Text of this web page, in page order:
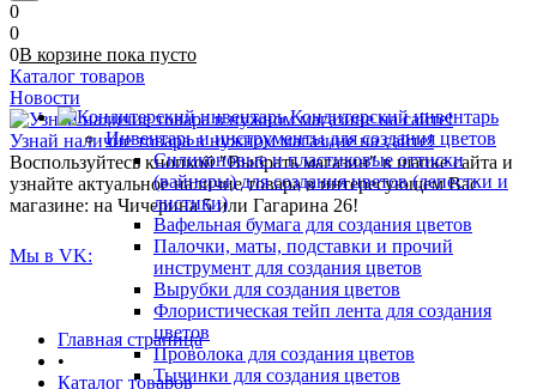
0
0
0В корзине пока пусто
Каталог товаров
Кондитерский инвентарь
Инвентарь и инструменты для создания цветов
Силиконовые и пластиковые оттиски
(вайнеры) для создания цветов (лепестки и
листики)
Вафельная бумага для создания цветов
Палочки, маты, подставки и прочий
инструмент для создания цветов
Вырубки для создания цветов
Флористическая тейп лента для создания
цветов
Проволока для создания цветов
Тычинки для создания цветов
Новости
Узнай наличие товара в нужном магазине на сайте!
Воспользуйтесь кнопкой "Выбрать магазин" в шапке сайта и
узнайте актуальное наличие товара в интересующем Вас
магазине: на Чичерина 5 или Гагарина 26!
Мы в VK:
Главная страница
•
Каталог товаров